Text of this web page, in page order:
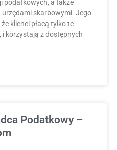
podatkowych, a także
skarbowymi. Jego
klienci płacą tylko te
i korzystają z dostępnych
Podatkowy –